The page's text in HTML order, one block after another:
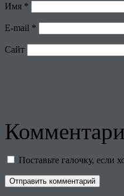
Имя *
E-mail *
Сайт
Поставьте галочку, если